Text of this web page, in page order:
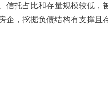
信托占比和存量规模较低
企，挖掘负债结构有支撑